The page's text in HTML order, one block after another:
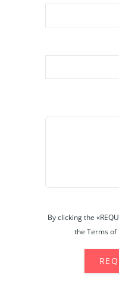
By clicking the
the Terms of